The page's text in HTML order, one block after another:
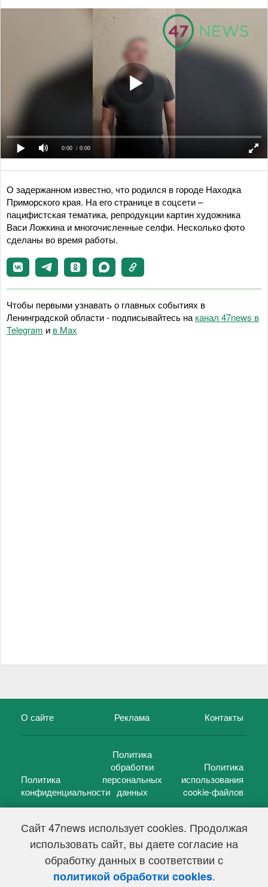
Сайт 47news использует cookies. Продолжая
использовать сайт, вы даете согласие на
обработку данных в соответствии с
политикой обработки cookies.
0:00 / 0:00
О задержанном известно, что родился в городе Находка
Приморского края. На его странице в соцсети –
пацифистская тематика, репродукции картин художника
Васи Ложкина и многочисленные селфи. Несколько фото
сделаны во время работы.
Чтобы первыми узнавать о главных событиях в
Ленинградской области - подписывайтесь на канал 47news в
Telegram и в Maх
О сайте Реклама Контакты
Политика
конфиденциальности
Политика
обработки
персональных
данных
Политика
использования
cookie-файлов
47 новостей (47 news)2005 — 2026 г.
Свидетельство о регистрации СМИ Эл № ФС 77-39848, выдано
Федеральной службой по надзору в сфере связи,
информационных технологий и массовых коммуникаций